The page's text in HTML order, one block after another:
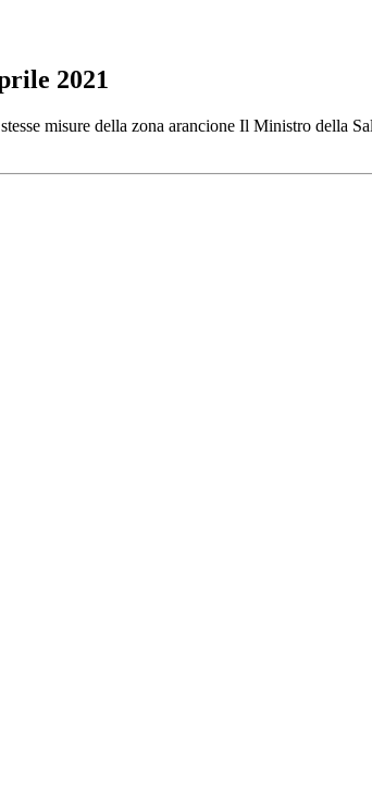
2021
misure della zona arancione Il Ministro della